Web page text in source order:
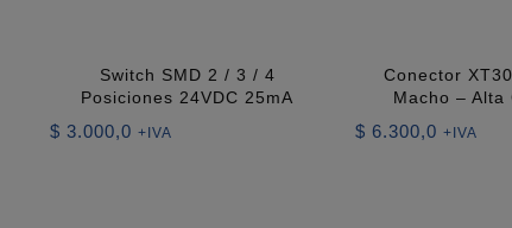
Switch SMD 2 / 3 / 4
Posiciones 24VDC 25mA
$ 3.000,0 +IVA
Conector
Macho – Alta
$ 6.300,0 +IVA